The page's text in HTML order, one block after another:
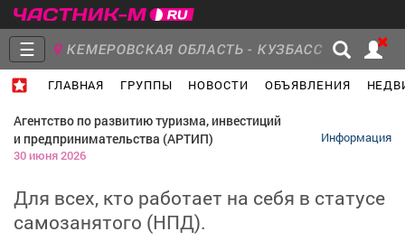
☰ КЕМЕРОВСКАЯ ОБЛАСТЬ - КУЗБАСС
ГЛАВНАЯ ГРУППЫ НОВОСТИ ОБЪЯВЛЕНИЯ
Объявления Недвижимость
Агентство по развитию туризма, инвестиций
и предпринимательства (АРТИП)
30 июня 2026
Информация
Для всех, кто работает на себя в статусе
самозанятого (НПД).